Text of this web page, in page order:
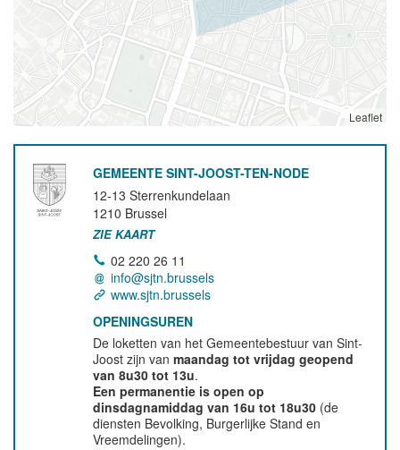
Leaflet
GEMEENTE SINT-JOOST-TEN-NODE
12-13 Sterrenkundelaan
1210 Brussel
ZIE KAART
02 220 26 11
info@sjtn.brussels
www.sjtn.brussels
OPENINGSUREN
De loketten van het Gemeentebestuur van Sint-
Joost zijn vanmaandag tot vrijdag geopend
van 8u30 tot 13u.
Een permanentie is open op
dinsdagnamiddag van 16u tot 18u30 (de
diensten Bevolking, Burgerlijke Stand en
Vreemdelingen).